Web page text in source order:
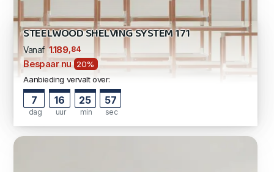
STEELWOOD SHELVING SYSTEM 171
Vanaf 1.189 ,84
Bespaar nu 20%
Aanbieding vervalt over:
7
dag
16
uur
25
min
56
sec